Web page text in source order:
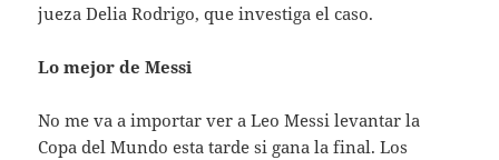
jueza Delia Rodrigo, que investiga el caso.
Lo mejor de Messi
No me va a importar ver a Leo Messi levantar la
Copa del Mundo esta tarde si gana la final. Los